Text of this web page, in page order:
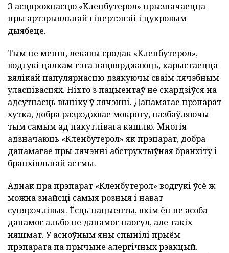
З асцярожнасцю «Кленбутерол» прызначаецца
пры артэрыяльнай гіпертэнзіі і цукровым
дыябеце.
Тым не менш, лекавы сродак «Кленбутерол»,
водгукі цалкам гэта пацвярджаюць, карыстаецца
вялікай папулярнасцю дзякуючы сваім лячэбным
уласцівасцях. Ніхто з пацыентаў не скардзіўся на
адсутнасць выніку ў лячэнні. Дапамагае прэпарат
хутка, добра разрэджвае мокроту, пазбаўляючы
тым самым ад пакутлівага кашлю. Многія
адзначаюць «Кленбутерол» як прэпарат, добра
дапамагае пры лячэнні абструктыўная бранхіту і
бранхіяльнай астмы.
Аднак пра прэпарат «Кленбутерол» водгукі ўсё ж
можна знайсці самыя розныя і нават
супярэчлівыя. Ёсць пацыенты, якім ён не асоба
дапамог альбо не дапамог наогул, але такіх
няшмат. У асноўным яны спынілі прыём
прэпарата па прычыне алергічных рэакцый.